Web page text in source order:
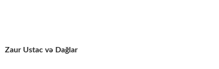
Zaur Ustac və Dağlar